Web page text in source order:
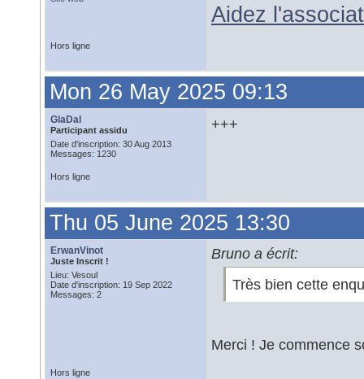
Aidez
Hors ligne
Mon 26 May 2025 09:13
GlaDal
Participant assidu
Date d'inscription: 30 Aug 2013
Messages: 1230
+++
Hors ligne
Thu 05 June 2025 13:30
ErwanVinot
Juste Inscrit !
Lieu: Vesoul
Date d'inscription: 19 Sep 2022
Messages: 2
Bruno a écrit:
Très bien cette
Merci ! Je commence
Hors ligne